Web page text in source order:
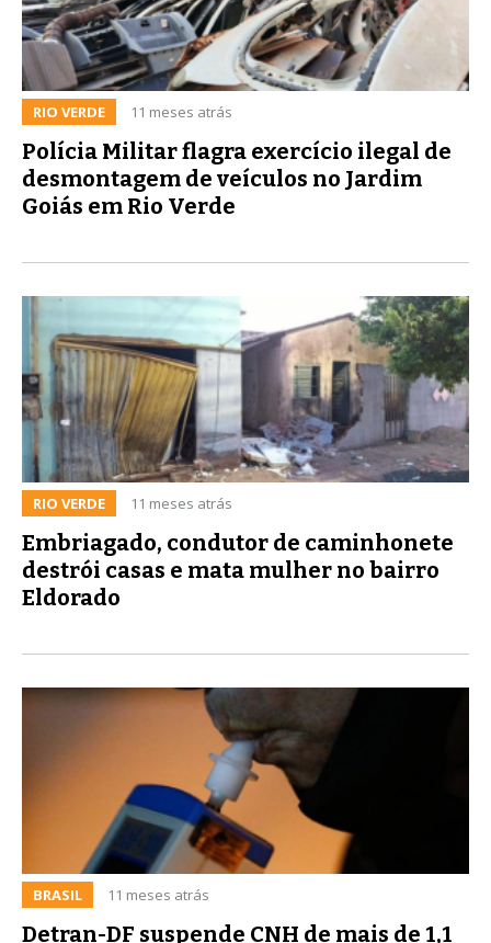
RIO VERDE 11 meses atrás
Polícia Militar flagra exercício ilegal de
desmontagem de veículos no Jardim
Goiás em Rio Verde
RIO VERDE 11 meses atrás
Embriagado, condutor de caminhonete
destrói casas e mata mulher no bairro
Eldorado
BRASIL 11 meses atrás
Detran-DF suspende CNH de mais de 1,1